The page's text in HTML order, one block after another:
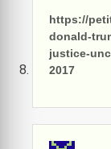
https://
donald-
justice-
2017